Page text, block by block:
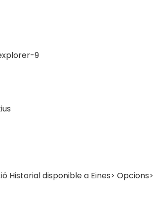
9
disponible a Eines> Opcions>